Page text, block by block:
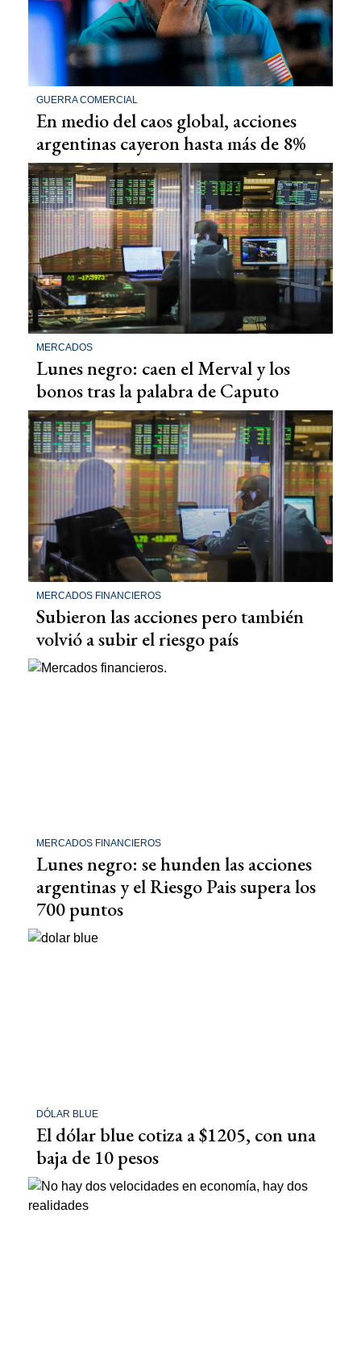
GUERRA COMERCIAL
En medio del caos global, acciones
argentinas cayeron hasta más de 8%
MERCADOS
Lunes negro: caen el Merval y los
bonos tras la palabra de Caputo
MERCADOS FINANCIEROS
Subieron las acciones pero también
volvió a subir el riesgo país
MERCADOS FINANCIEROS
Lunes negro: se hunden las acciones
argentinas y el Riesgo Pais supera los
700 puntos
DÓLAR BLUE
El dólar blue cotiza a $1205, con una
baja de 10 pesos